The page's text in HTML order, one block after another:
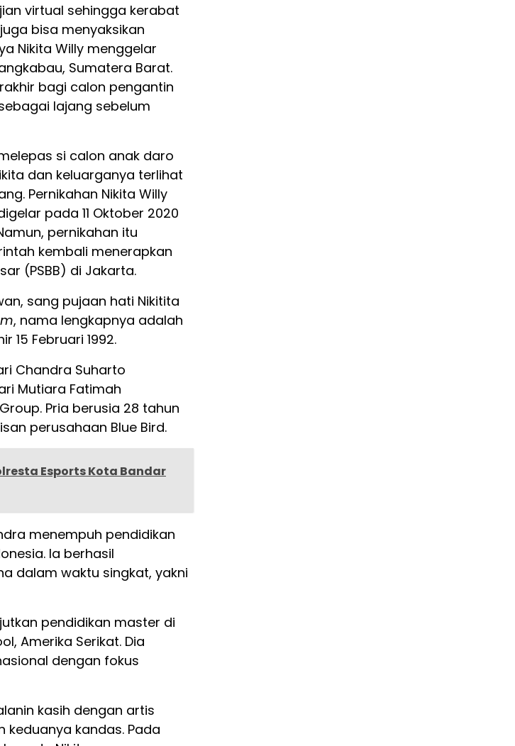
virtual sehingga kerabat
bisa menyaksikan
Nikita Willy menggelar
Sumatera Barat.
bagi calon pengantin
lajang sebelum
si calon anak daro
dan keluarganya terlihat
Pernikahan Nikita Willy
pada 11 Oktober 2020
pernikahan itu
kembali menerapkan
(PSBB) di Jakarta.
sang pujaan hati Nikitita
, nama lengkapnya adalah
15 Februari 1992.
Chandra Suharto
Mutiara Fatimah
Pria berusia 28 tahun
perusahaan Blue Bird.
Esports Kota Bandar
menempuh pendidikan
Ia berhasil
dalam waktu singkat, yakni
pendidikan master di
Amerika Serikat. Dia
dengan fokus
kasih dengan artis
keduanya kandas. Pada